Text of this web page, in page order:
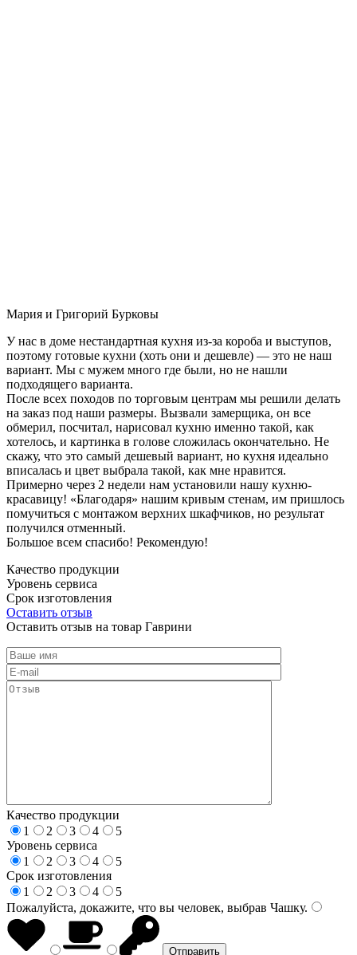
Мария и Григорий Бурковы
У нас в доме нестандартная кухня из-за короба и выступов,
поэтому готовые кухни (хоть они и дешевле) — это не наш
вариант. Мы с мужем много где были, но не нашли
подходящего варианта.
После всех походов по торговым центрам мы решили делать
на заказ под наши размеры. Вызвали замерщика, он все
обмерил, посчитал, нарисовал кухню именно такой, как
хотелось, и картинка в голове сложилась окончательно. Не
скажу, что это самый дешевый вариант, но кухня идеально
вписалась и цвет выбрала такой, как мне нравится.
Примерно через 2 недели нам установили нашу кухню-
красавицу! «Благодаря» нашим кривым стенам, им пришлось
помучиться с монтажом верхних шкафчиков, но результат
получился отменный.
Большое всем спасибо! Рекомендую!
Качество продукции
Уровень сервиса
Срок изготовления
Оставить отзыв
Оставить отзыв на товар Гаврини
Качество продукции
1
2 3 4
5
Уровень сервиса
1
2 3 4
5
Срок изготовления
1
2 3 4
5
Пожалуйста, докажите, что вы человек, выбрав Чашку.